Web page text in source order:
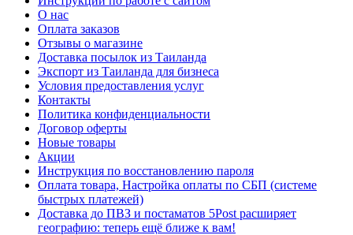
О нас
Оплата заказов
Отзывы о магазине
Доставка посылок из Таиланда
Экспорт из Таиланда для бизнеса
Условия предоставления услуг
Контакты
Политика конфиденциальности
Договор оферты
Новые товары
Акции
Инструкция по восстановлению пароля
Оплата товара, Настройка оплаты по СБП (системе
быстрых платежей)
Доставка до ПВЗ и постаматов 5Post расширяет
географию: теперь ещё ближе к вам!